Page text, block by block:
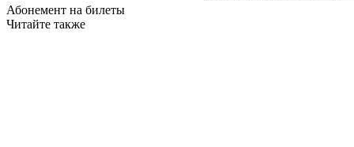
Абонемент на билеты
Читайте также